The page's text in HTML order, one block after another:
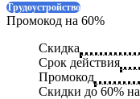
Трудоустройство
Промокод на 60%
Скидка
Срок действия
Промокод
Скидки до 60%